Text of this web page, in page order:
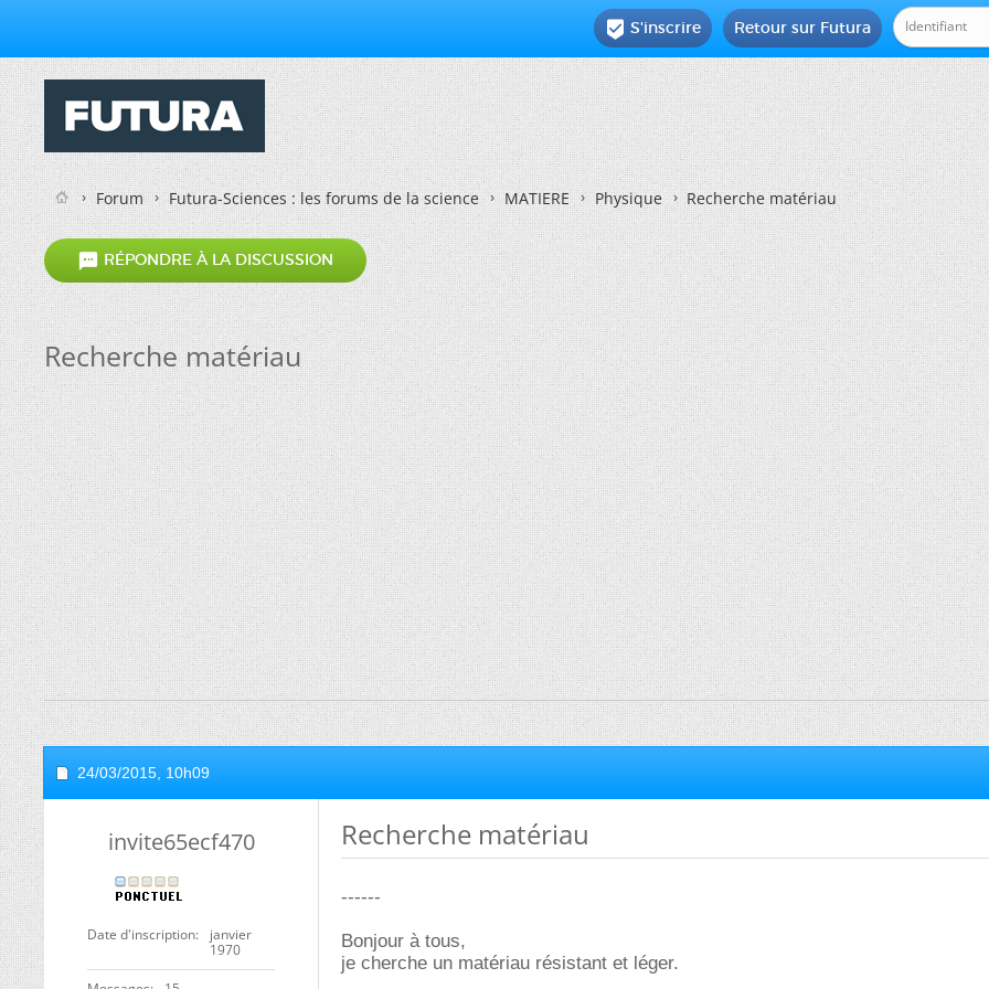
Retour sur Futura
 S'inscrire
Forum Futura-Sciences : les forums de la science MATIERE Physique Recherche matériau
 RÉPONDRE À LA DISCUSSION
Recherche matériau
24/03/2015, 10h09
invite65ecf470
Date d'inscription
janvier
1970
Recherche matériau
------
Bonjour à tous,
je cherche un matériau résistant et léger.